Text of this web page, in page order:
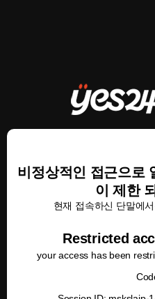
비정상적인 접근으로
이 제한
현재 접속하신 단말에
Restricted
your access has been